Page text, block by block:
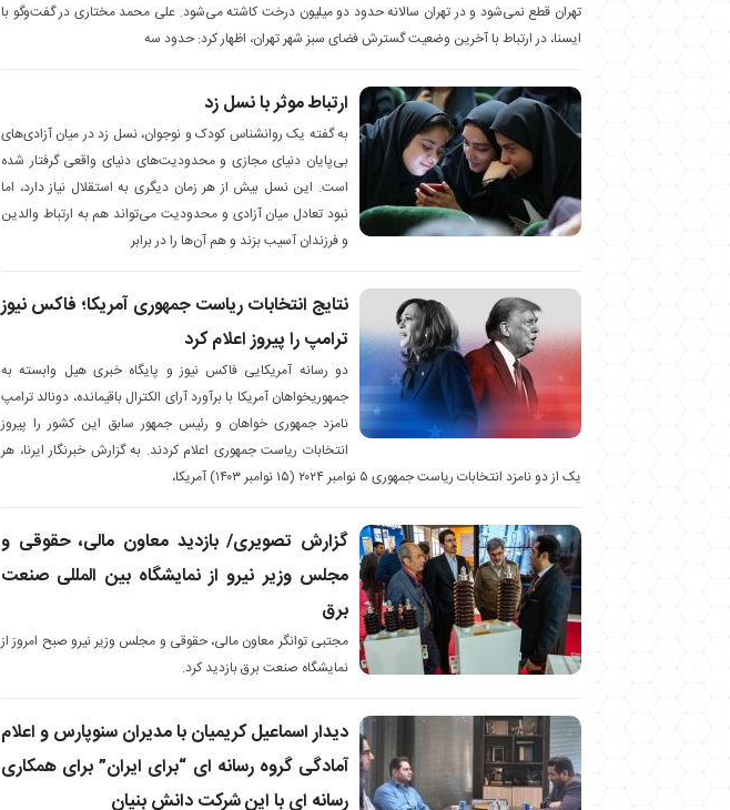
تهران قطع نمی‌شود و در تهران سالانه حدود دو میلیون درخت کاشته می‌شود. علی محمد مختاری در گفت‌وگو با
ایسنا، در ارتباط با آخرین وضعیت گسترش فضای سبز شهر تهران، اظهار کرد: حدود سه
ارتباط موثر با نسل زد
به گفته یک روانشناس کودک و نوجوان، نسل زد در میان آزادی‌های
بی‌پایان دنیای مجازی و محدودیت‌های دنیای واقعی گرفتار شده
است. این نسل بیش از هر زمان دیگری به استقلال نیاز دارد، اما
نبود تعادل میان آزادی و محدودیت می‌تواند هم به ارتباط والدین
و فرزندان آسیب بزند و هم آن‌ها را در برابر
نتایج انتخابات ریاست جمهوری آمریکا؛ فاکس نیوز
ترامپ را پیروز اعلام کرد
دو رسانه آمریکایی فاکس نیوز و پایگاه خبری هیل وابسته به
جمهوریخواهان آمریکا با برآورد آرای الکترال باقیمانده، دونالد ترامپ
نامزد جمهوری خواهان و رئیس جمهور سابق این کشور را پیروز
انتخابات ریاست جمهوری اعلام کردند. به گزارش خبرنگار ایرنا، هر
یک از دو نامزد انتخابات ریاست جمهوری ۵ نوامبر ۲۰۲۴ (۱۵ نوامبر ۱۴۰۳) آمریکا،
گزارش تصویری/ بازدید معاون مالی، حقوقی و
مجلس وزیر نیرو از نمایشگاه بین المللی صنعت
برق
مجتبی توانگر معاون مالی، حقوقی و مجلس وزیر نیرو صبح امروز از
نمایشگاه صنعت برق بازدید کرد.
دیدار اسماعیل کریمیان با مدیران سنوپارس و اعلام
آمادگی گروه رسانه ای “برای ایران” برای همکاری
رسانه ای با این شرکت دانش بنیان